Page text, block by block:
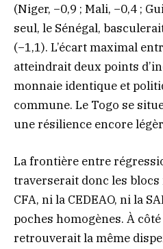
(Niger, −0,9 ; Mali, −0,4 ;
seul, le Sénégal,
(−1,1). L’écart maximal
atteindrait deux points
monnaie identique et
commune. Le Togo se
une résilience encore
La frontière entre
traverserait donc les
CFA, ni la CEDEAO, ni la
poches homogènes. À côté
retrouverait la même